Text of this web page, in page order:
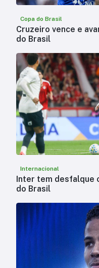
Copa do Brasil
Cruzeiro vence e
do Brasil
Internacional
Inter tem desfalque
do Brasil